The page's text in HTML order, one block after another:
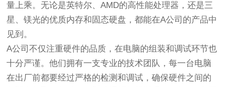
量上乘。无论是英特尔、AMD的高性能处理器，还是三
星、镁光的优质内存和固态硬盘，都能在A公司的产品中
见到。
A公司不仅注重硬件的品质，在电脑的组装和调试环节也
十分严谨。他们拥有一支专业的技术团队，每一台电脑
在出厂前都要经过严格的检测和调试，确保硬件之间的